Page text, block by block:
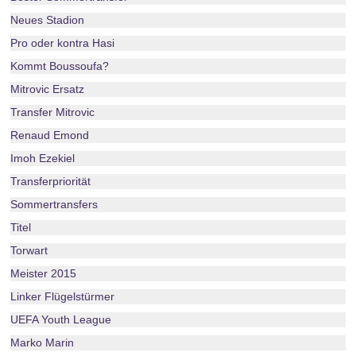
Neues Stadion
Pro oder kontra Hasi
Kommt Boussoufa?
Mitrovic Ersatz
Transfer Mitrovic
Renaud Emond
Imoh Ezekiel
Transferpriorität
Sommertransfers
Titel
Torwart
Meister 2015
Linker Flügelstürmer
UEFA Youth League
Marko Marin